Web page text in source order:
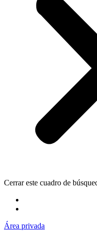
Cerrar este cuadro de
Área privada